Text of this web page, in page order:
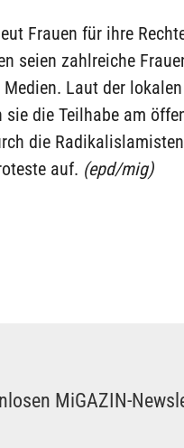
Frauen für ihre
seien zahlreiche
Laut der lokalen
die Teilhabe am
die
auf. (epd/mig)
MiGAZIN-